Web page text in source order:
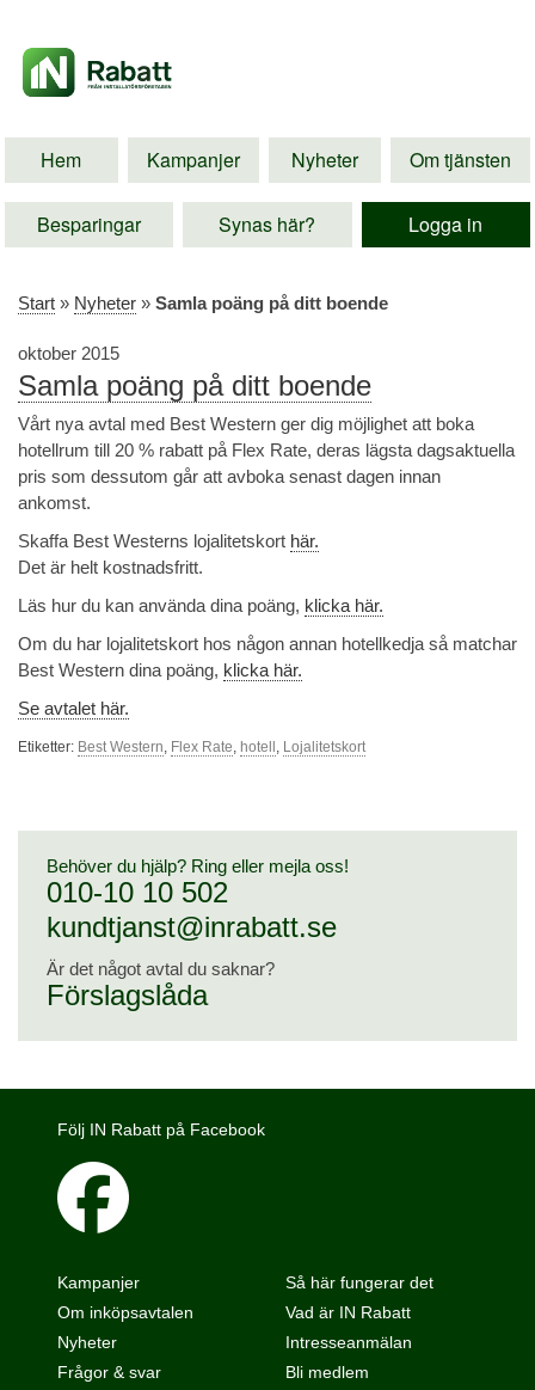
Hem Kampanjer Nyheter Om tjänsten
Besparingar Synas här? Logga in
Start » Nyheter » Samla poäng på ditt boende
oktober 2015
Samla poäng på ditt boende
Vårt nya avtal med Best Western ger dig möjlighet att boka
hotellrum till 20 % rabatt på Flex Rate, deras lägsta dagsaktuella
pris som dessutom går att avboka senast dagen innan
ankomst.
Skaffa Best Westerns lojalitetskort här.
Det är helt kostnadsfritt.
Läs hur du kan använda dina poäng, klicka här.
Om du har lojalitetskort hos någon annan hotellkedja så matchar
Best Western dina poäng, klicka här.
Se avtalet här.
Etiketter: Best Western Flex Rate hotell Lojalitetskort
Behöver du hjälp? Ring eller mejla oss!
010-10 10 502
kundtjanst@inrabatt.se
Är det något avtal du saknar?
Förslagslåda
Följ IN Rabatt på Facebook
Kampanjer
Om inköpsavtalen
Nyheter
Frågor & svar
Så här fungerar det
Vad är IN Rabatt
Intresseanmälan
Bli medlem